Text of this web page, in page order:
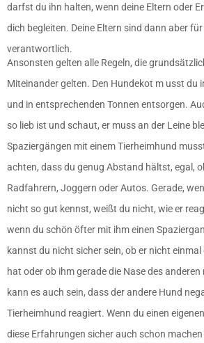
darfst du ihn halten, wenn deine Eltern oder
dich begleiten. Deine Eltern sind dann aber
verantwortlich.
Ansonsten gelten alle Regeln, die
Miteinander gelten. Den Hundekot m usst du
und in entsprechenden Tonnen entsorgen.
so lieb ist und schaut, er muss an der Leine
Spaziergängen mit einem Tierheimhund
achten, dass du genug Abstand hältst, egal,
Radfahrern, Joggern oder Autos. Gerade,
nicht so gut kennst, weißt du nicht, wie er
wenn du schön öfter mit ihm einen
kannst du nicht sicher sein, ob er nicht einmal
hat oder ob ihm gerade die Nase des
kann es auch sein, dass der andere Hund
Tierheimhund reagiert. Wenn du einen
diese Erfahrungen sicher auch schon machen